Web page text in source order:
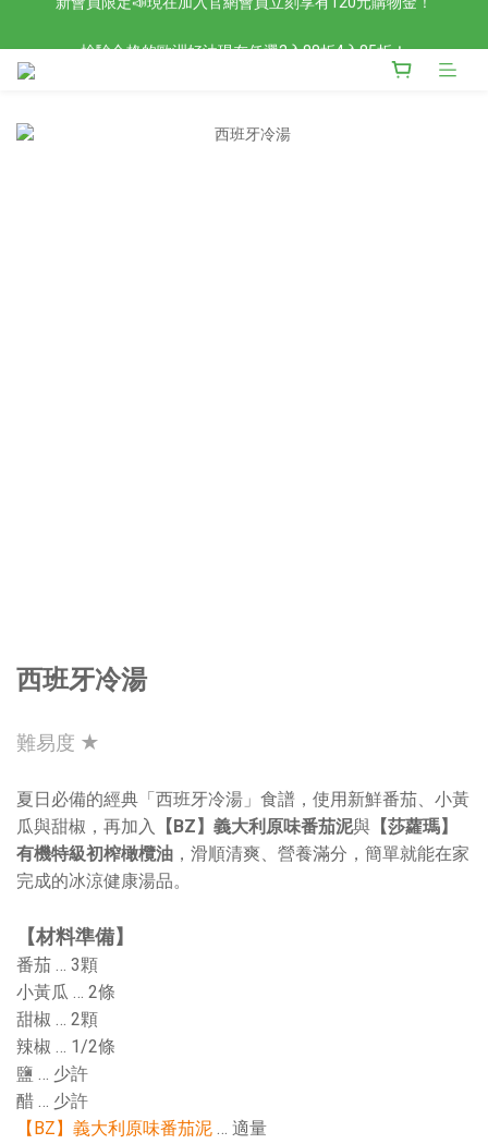
西班牙冷湯
難易度 ★
夏日必備的經典「西班牙冷湯」食譜，使用新鮮番茄、小黃
瓜與甜椒，再加入
【BZ】義大利原味番茄泥與 【莎蘿瑪】
有機特級初榨橄欖油 ，滑順清爽、營養滿分，簡單就能在家
完成的冰涼健康湯品。
【材料準備】
番茄 … 3顆
小黃瓜 … 2條
甜椒 … 2顆
辣椒 … 1/2條
鹽 … 少許
醋 … 少許
【BZ】義大利原味番茄泥 … 適量